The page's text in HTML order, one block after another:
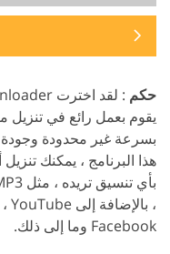
حكم
Facebook وما إلى ذلك.